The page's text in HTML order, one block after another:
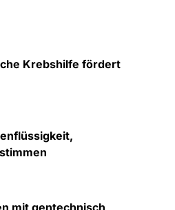
Krebshilfe fördert
mit gentechnisch